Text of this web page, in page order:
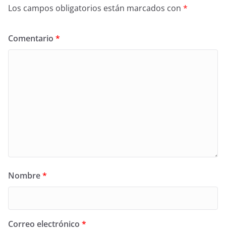
Los campos obligatorios están marcados con *
Comentario *
Nombre*
Correo electrónico *